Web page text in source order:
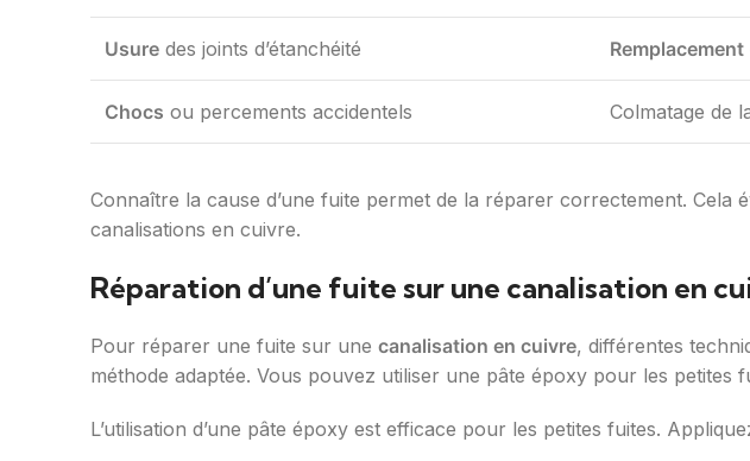
Usure des joints d’étanchéité Remplacement
Chocs ou percements accidentels Colmatage de
Connaître la cause d’une fuite permet de la réparer correctement.
canalisations en cuivre.
Réparation d’une fuite sur une canalisation en
Pour réparer une fuite sur une canalisation en cuivre, différentes
méthode adaptée. Vous pouvez utiliser une pâte époxy pour les petites
L’utilisation d’une pâte époxy est efficace pour les petites fuites.